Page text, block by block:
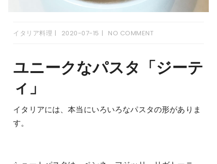
イタリア料理 2020-07-15 NO COMMENT
ユニークなパスタ「ジーテ
ィ」
イタリアには、本当にいろいろなパスタの形がありま
す。